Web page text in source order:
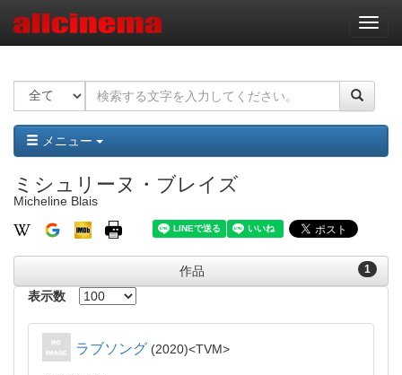
ナ
ビ
ー
ョ
ン
メニュー
ミシュリーヌ・ブレイズ
Micheline Blais
1
作品
表示数
ラブソング 2020 TVM